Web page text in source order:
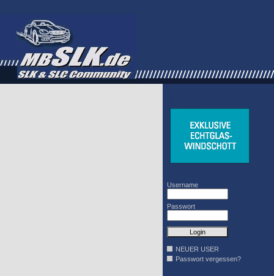
Username
Passwort
NEUER USER
Passwort vergessen?